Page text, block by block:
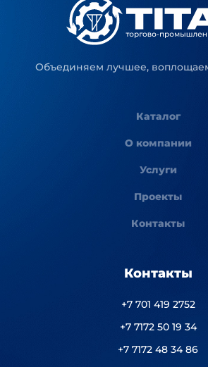
Объединяем лучшее,
Каталог
О компании
Услуги
Проекты
Контакты
Контакты
+7 701 419 2752
+7 7172 50 19 34
+7 7172 48 34 86